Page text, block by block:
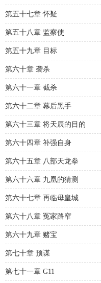
第五十七章 怀疑
第五十八章 监察使
第五十九章 目标
第六十章 袭杀
第六十一章 截杀
第六十二章 幕后黑手
第六十三章 将天辰的目的
第六十四章 补强自身
第六十五章 八部天龙拳
第六十六章 九凰的猜测
第六十七章 再临母皇城
第六十八章 冤家路窄
第六十九章 赌宝
第七十章 预谋
第七十一章 G11